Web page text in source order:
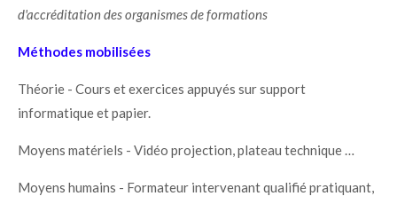
d'accréditation des organismes de formations
Méthodes mobilisées
Théorie - Cours et exercices appuyés sur support
informatique et papier.
Moyens matériels - Vidéo projection, plateau technique …
Moyens humains - Formateur intervenant qualifié pratiquant,